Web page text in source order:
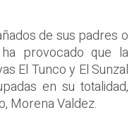
de sus padres o
provocado que la
El Tunco y El Sunzal
en su totalidad,
Morena Valdez.